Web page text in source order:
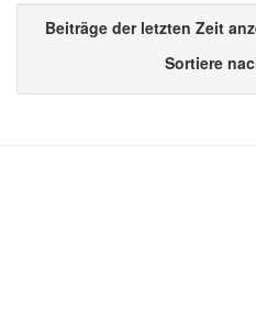
Beiträge der letzten Zeit
Sortiere